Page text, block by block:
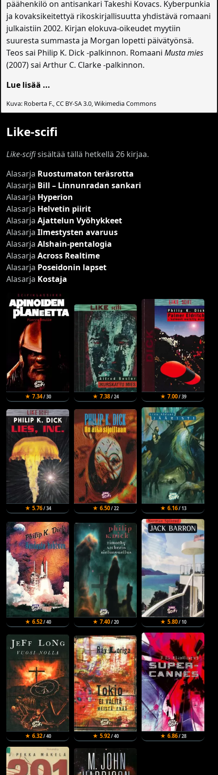
päähenkilö on antisankari Takeshi Kovacs. Kyberpunkia
ja kovaksikeitettyä rikoskirjallisuutta yhdistävä romaani
julkaistiin 2002. Kirjan elokuva-oikeudet myytiin
suuresta summasta ja Morgan lopetti päivätyönsä.
Teos sai Philip K. Dick -palkinnon. RomaaniMusta mies
(2007) sai Arthur C. Clarke -palkinnon.
Lue lisää ...
Kuva: Roberta F., CC BY-SA 3.0, Wikimedia Commons
Like-scifi
Like-scifisisältää tällä hetkellä 26 kirjaa.
Alasarja Ruostumaton teräsrotta
Alasarja Bill – Linnunradan sankari
Alasarja Hyperion
Alasarja Helvetin piirit
AlasarjaAjattelun Vyöhykkeet
AlasarjaIlmestysten avaruus
AlasarjaAlshain-pentalogia
AlasarjaAcross Realtime
Alasarja Poseidonin lapset
Alasarja Kostaja
★ 7.34/ 30 ★ 7.38/ 24 ★ 7.00/ 39
★ 5.76/ 34 ★ 6.50/ 22 ★ 6.16/ 13
★ 6.52/ 40 ★ 7.40/ 20 ★ 5.80/ 10
★ 6.32/ 40 ★ 5.92/ 40 ★ 6.86/ 28